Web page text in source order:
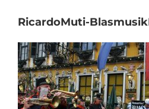
RicardoMuti-